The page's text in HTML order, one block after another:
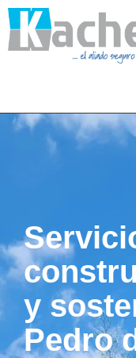
y
Pedro